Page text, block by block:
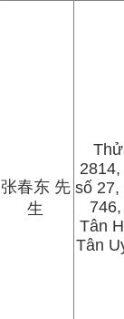
张春东 先
生
số
Tân
Tân